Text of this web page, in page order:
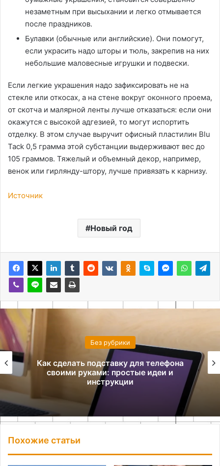
незаметным при высыхании и легко отмывается
после праздников.
Булавки (обычные или английские). Они помогут,
если украсить надо шторы и тюль, закрепив на них
небольшие маловесные игрушки и подвески.
Если легкие украшения надо зафиксировать не на
стекле или откосах, а на стене вокруг оконного проема,
от скотча и малярной ленты лучше отказаться: если они
окажутся с высокой адгезией, то могут испортить
отделку. В этом случае выручит офисный пластилин Blu
Tack 0,5 грамма этой субстанции выдерживают вес до
105 граммов. Тяжелый и объемный декор, например,
венок или гирлянду-штору, лучше привязать к карнизу.
Источник
Новый год
Без рубрики
Как сделать подставку для телефона
своими руками: простые идеи и
инструкции
Похожие статьи